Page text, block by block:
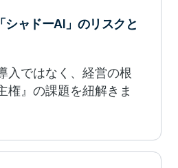
シャドーAI」のリスクと
入ではなく、経営の根
権』の課題を紐解きま